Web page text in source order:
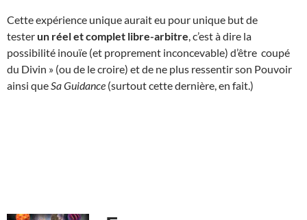
Cette expérience unique aurait eu pour unique but de
testerun réel et complet libre-arbitre , c’est à dire la
possibilité inouïe (et proprement inconcevable) d’être coupé
du Divin » (ou de le croire) et de ne plus ressentir son Pouvoir
ainsi que Sa Guidance (surtout cette dernière, en fait.)